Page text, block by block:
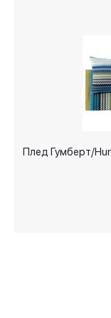
Плед Гумберт/